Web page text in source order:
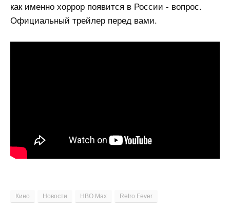
как именно хоррор появится в России - вопрос.
Официальный трейлер перед вами.
Кино Новости HBO Max Retro Fever